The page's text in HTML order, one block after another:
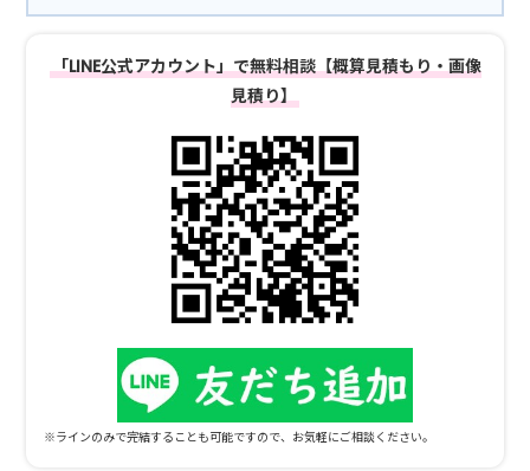
です。きれいな状態に保つには、草抜きなどを定期的に行う必要があ
でしょう。所有する空き家から離れている場合も、雑草の定期メンテ
ナンスは大変です。そのような場合は、雑草処理してから除草剤を散
剤散布も対応可能除草剤散布はアパートやマンションなどの集合住
宅、駐車場など様々な場所に対応しています。とくに敷地面積が広い
場合は、除草剤散布を自力でするのは困難であり、方法を間違えると
十分な効果が得られません。以下のお悩みを抱えている方もお気軽に
ご相談ください。木が生い茂っていて日が当たらない草が生い茂って
周辺住民とトラブルになっている雑草が多く毛虫の被害を受けている
雑草が荒れ放題で自力では対処できないアパートやマンションなどの
集合住宅では周囲に賛同してもらえず、除草剤を散布できないことも
あります。状況に合わせて相談やアドバイスを行いますので、まずは
お気軽にご相談ください。除草剤散布に関するよくある質問除草剤散
布に関するよくある質問をまとめました。除草剤の散布を依頼したい
のですが、周辺住民へ影響しないか心配です。事前に周辺の方へ説明
「LINE公式アカウント」で無料相談【概算見積もり・画像
見積り】
※ラインのみで完結することも可能ですので、お気軽にご相談ください。